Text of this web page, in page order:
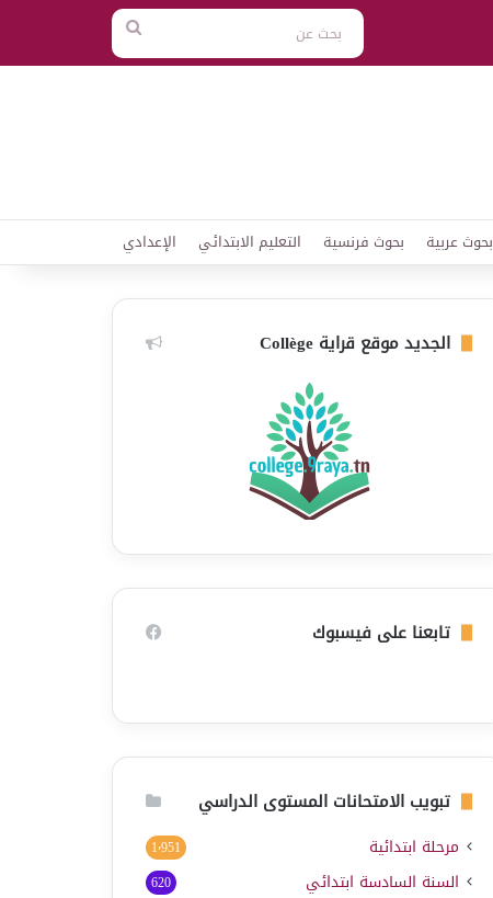
بحث
عن
بحوث عربية بحوث فرنسية التعليم الابتدائي الإعدادي
الجديد موقع قراية Collège
تابعنا على فيسبوك
تبويب الامتحانات المستوى الدراسي
مرحلة ابتدائية 1٬951
السنة السادسة ابتدائي 620